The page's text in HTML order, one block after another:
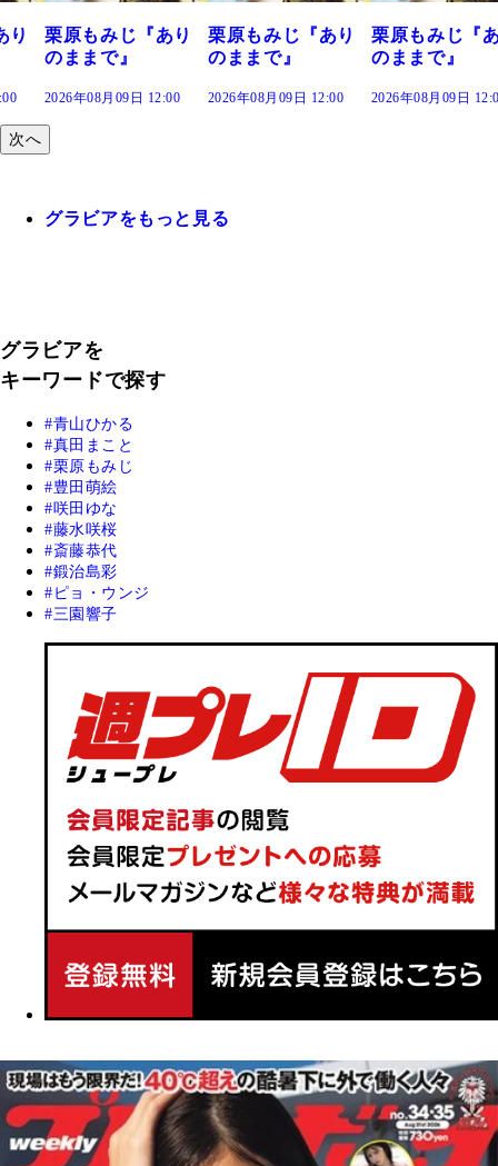
り
栗原もみじ『あり
のままで』
2026年08月09日 12:00
栗原もみじ『あり
のままで』
2026年08月09日 12:00
栗原もみじ『
のままで』
2026年08月09日
次へ
グラビアをもっと見る
グラビアを
キーワードで探す
青山ひかる
真田まこと
栗原もみじ
豊田萌絵
咲田ゆな
藤水咲桜
斎藤恭代
鍛治島彩
ピョ・ウンジ
三園響子